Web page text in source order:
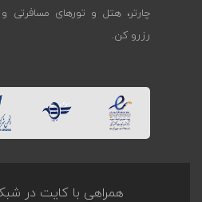
چارتر، هتل و تورهای
رزرو کن.
همراهی با کایت در